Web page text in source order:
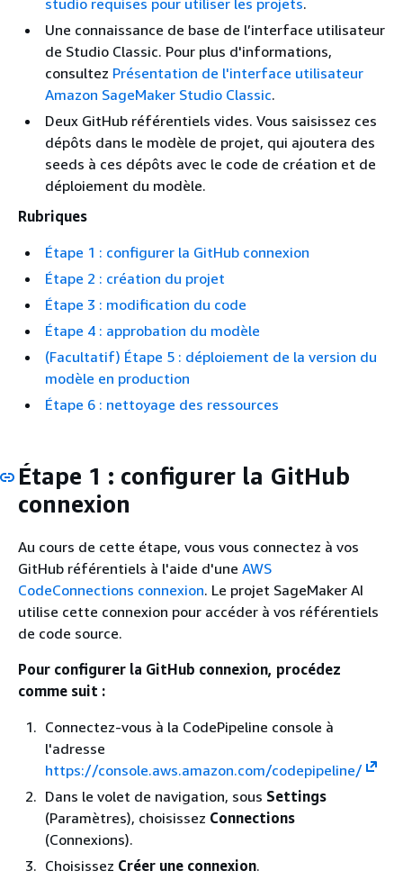
studio requises pour utiliser les projets.
Une connaissance de base de l’interface utilisateur
de Studio Classic. Pour plus d'informations,
consultez Présentation de l'interface utilisateur
Amazon SageMaker Studio Classic.
Deux GitHub référentiels vides. Vous saisissez ces
dépôts dans le modèle de projet, qui ajoutera des
seeds à ces dépôts avec le code de création et de
déploiement du modèle.
Rubriques
Étape 1 : configurer la GitHub connexion
Étape 2 : création du projet
Étape 3 : modification du code
Étape 4 : approbation du modèle
(Facultatif) Étape 5 : déploiement de la version du
modèle en production
Étape 6 : nettoyage des ressources
Étape 1 : configurer la GitHub
connexion
Au cours de cette étape, vous vous connectez à vos
GitHub référentiels à l'aide d'une AWS
CodeConnections connexion. Le projet SageMaker AI
utilise cette connexion pour accéder à vos référentiels
de code source.
Pour configurer la GitHub connexion, procédez
comme suit :
Connectez-vous à la CodePipeline console à
l'adresse
https://console.aws.amazon.com/codepipeline/
Dans le volet de navigation, sous Settings
(Paramètres), choisissez Connections
(Connexions).
Choisissez Créer une connexion.